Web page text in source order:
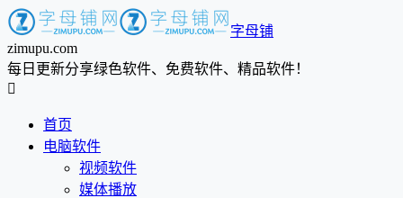
字母铺
zimupu.com
每日更新分享绿色软件、免费软件、精品软件！

首页
电脑软件
视频软件
媒体播放